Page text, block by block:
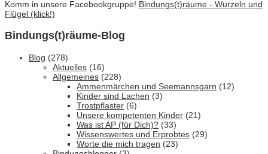
Komm in unsere Facebookgruppe! Bindungs(t)räume - Wurzeln und
Flügel (klick!)
Bindungs(t)räume-Blog
Blog (278)
Aktuelles (16)
Allgemeines (228)
Ammenmärchen und Seemannsgarn (12)
Kinder sind Lachen (3)
Trostpflaster (6)
Unsere kompetenten Kinder (21)
Was ist AP (für Dich)? (33)
Wissenswertes und Erprobtes (29)
Worte die mich tragen (23)